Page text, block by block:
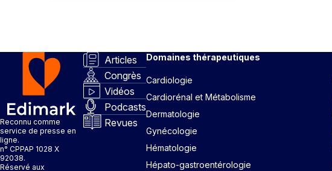
Reconnu comme
service de presse en
ligne.
n° CPPAP 1028 X
92038.
Réservé aux
Articles
Congrès
Vidéos
Podcasts
Revues
Domaines thérapeutiques
Cardiologie
Cardiorénal et Métabolisme
Dermatologie
Gynécologie
Hématologie
Hépato-gastroentérologie